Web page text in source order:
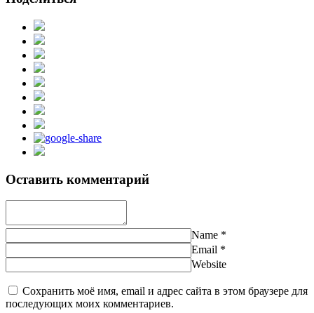
Оставить комментарий
Name *
Email *
Website
Сохранить моё имя, email и адрес сайта в этом браузере для
последующих моих комментариев.